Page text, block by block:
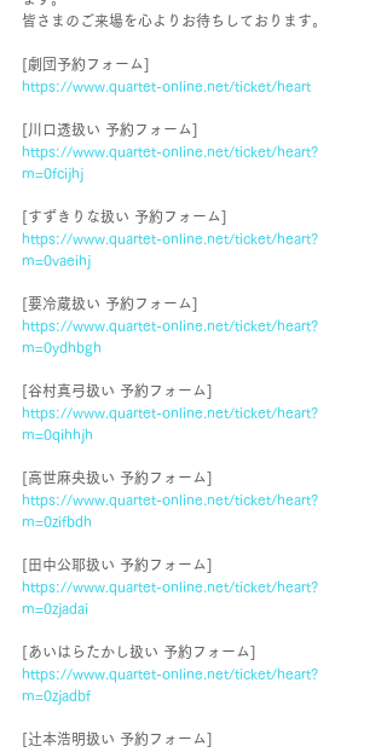
皆さまのご来場を心よりお待ちしております。
[劇団予約フォーム]
https://www.quartet-online.net/ticket/heart
[川口透扱い 予約フォーム]
https://www.quartet-online.net/ticket/heart?
m=0fcijhj
[すずきりな扱い 予約フォーム]
https://www.quartet-online.net/ticket/heart?
m=0vaeihj
[要冷蔵扱い 予約フォーム]
https://www.quartet-online.net/ticket/heart?
m=0ydhbgh
[谷村真弓扱い 予約フォーム]
https://www.quartet-online.net/ticket/heart?
m=0qihhjh
[高世麻央扱い 予約フォーム]
https://www.quartet-online.net/ticket/heart?
m=0zifbdh
[田中公耶扱い 予約フォーム]
https://www.quartet-online.net/ticket/heart?
m=0zjadai
[あいはらたかし扱い 予約フォーム]
https://www.quartet-online.net/ticket/heart?
m=0zjadbf
[辻本浩明扱い 予約フォーム]